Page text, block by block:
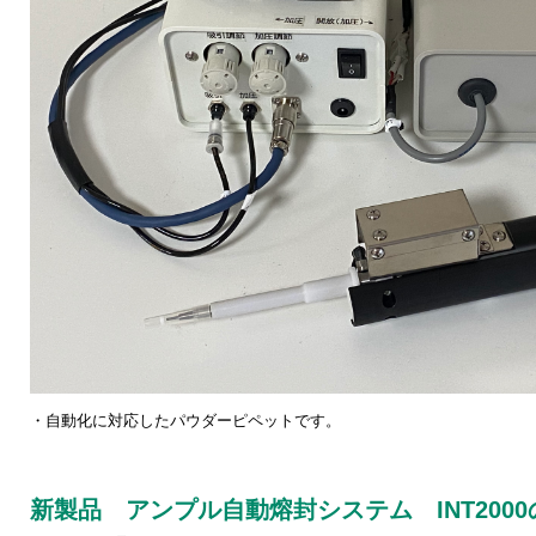
・自動化に対応したパウダーピペットです。
新製品 アンプル自動熔封システム INT2000